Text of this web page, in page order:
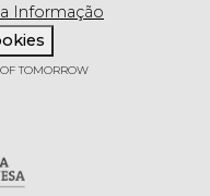
Informação
TOMORROW